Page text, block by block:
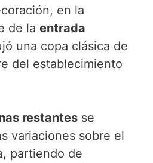
en la
de la entrada
una copa clásica de
del establecimiento
restantes se
variaciones sobre el
partiendo de